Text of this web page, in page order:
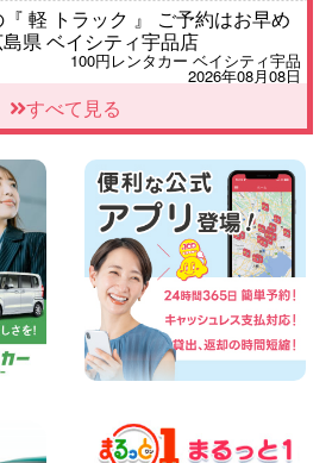
『 軽 トラック 』 ご予約はお早め
県 ベイシティ宇品店
100円レンタカー ベイシティ宇品
2026年08月08日
作業紹介★ 三重県 四日市インタ
2026年08月08日
生台店限定!!夏季特別キャンペーン
らせ!! 神奈川県 横浜弥生台店
100円レンタカー 横浜弥生台
2026年08月08日
河安城店お盆休みご連絡 愛知県
店
100円レンタカー 三河安城
2026年08月08日
別乗り放題プラン ☆ 埼玉県 杉
すべて見る